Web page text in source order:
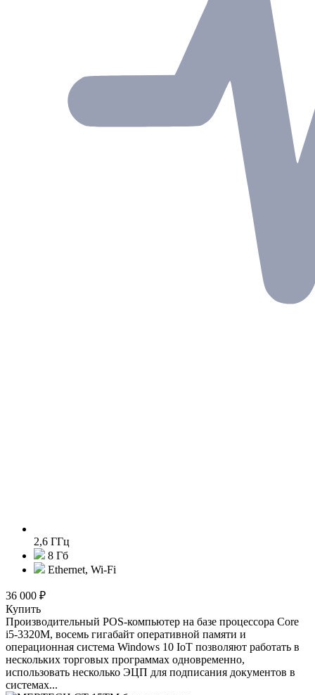
2,6 ГГц
8 Гб
Ethernet, Wi-Fi
36 000 ₽
Купить
Производительный POS-компьютер на базе процессора Core
i5-3320M, восемь гигабайт оперативной памяти и
операционная система Windows 10 IoT позволяют работать в
нескольких торговых программах одновременно,
использовать несколько ЭЦП для подписания документов в
системах...